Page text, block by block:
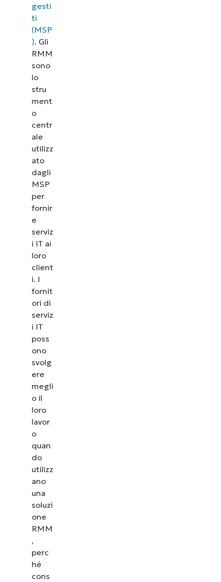
gesti
ti
(MSP
). Gli
RMM
sono
lo
stru
ment
o
centr
ale
utilizz
ato
dagli
MSP
per
fornir
e
serviz
i IT ai
loro
client
i. I
fornit
ori di
serviz
i IT
poss
ono
svolg
ere
megli
o il
loro
lavor
o
quan
do
utilizz
ano
una
soluzi
one
RMM
,
perc
hé
cons